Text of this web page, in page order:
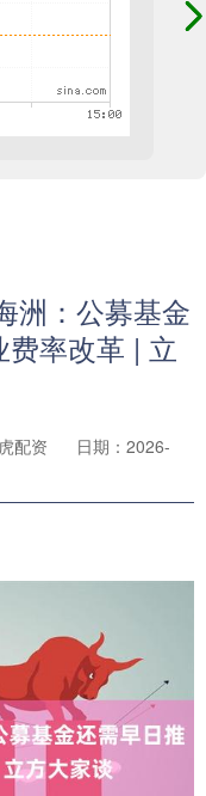
洲：公募基金
率改革 | 立
配资
日期：2026-